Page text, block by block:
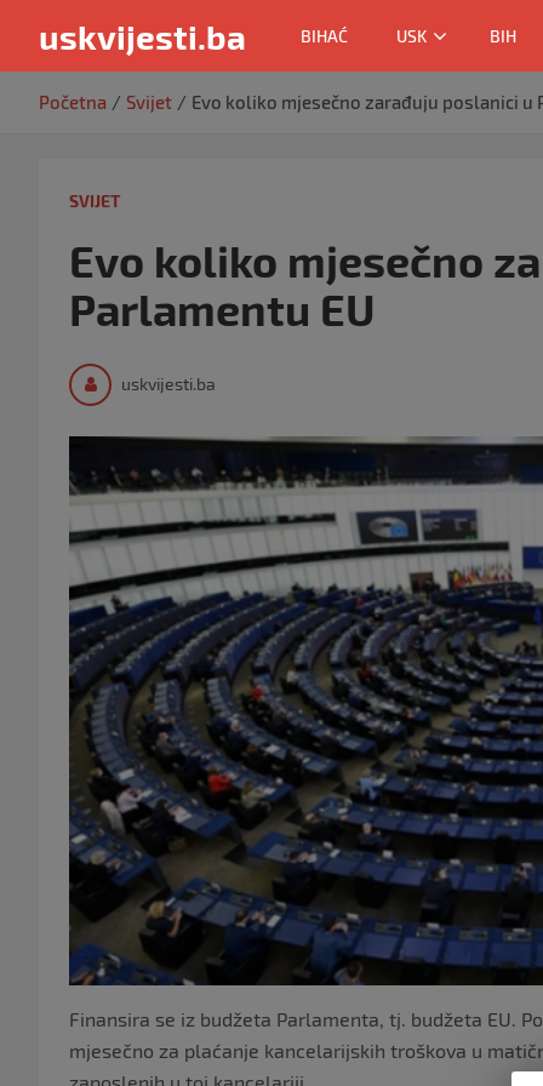
uskvijesti.ba BIHAĆ USK BIH
Početna Svijet Evo koliko mjesečno zarađuju poslanici u
SVIJET
Evo koliko mjesečno
Parlamentu EU
uskvijesti.ba
Finansira se iz budžeta Parlamenta, tj. budžeta EU.
mjesečno za plaćanje kancelarijskih troškova u